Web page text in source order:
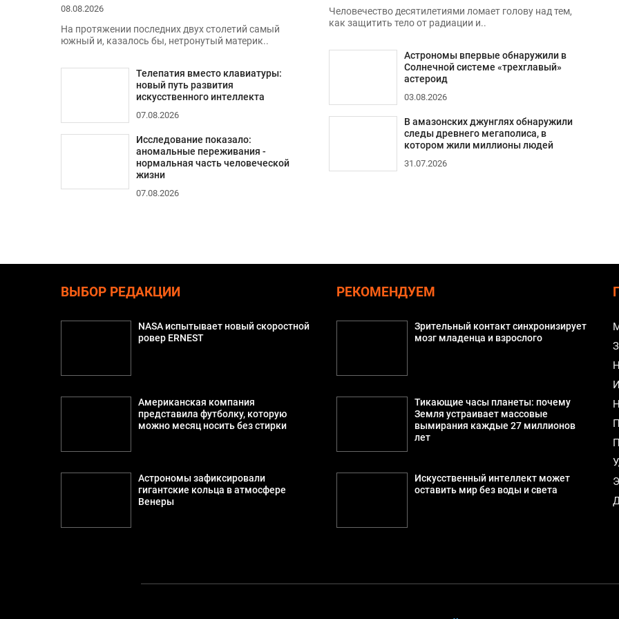
08.08.2026
На протяжении последних двух столетий самый
южный и, казалось бы, нетронутый материк..
Телепатия вместо клавиатуры:
новый путь развития
искусственного интеллекта
07.08.2026
Исследование показало:
аномальные переживания -
нормальная часть человеческой
жизни
07.08.2026
Человечество десятилетиями ломает голову над тем,
как защитить тело от радиации и..
Астрономы впервые обнаружили в
Солнечной системе «трехглавый»
астероид
03.08.2026
В амазонских джунглях обнаружили
следы древнего мегаполиса, в
котором жили миллионы людей
31.07.2026
ВЫБОР РЕДАКЦИИ
NASA испытывает новый скоростной
ровер ERNEST
Американская компания
представила футболку, которую
можно месяц носить без стирки
Астрономы зафиксировали
гигантские кольца в атмосфере
Венеры
РЕКОМЕНДУЕМ
Зрительный контакт синхронизирует
мозг младенца и взрослого
Тикающие часы планеты: почему
Земля устраивает массовые
вымирания каждые 27 миллионов
лет
Искусственный интеллект может
оставить мир без воды и света